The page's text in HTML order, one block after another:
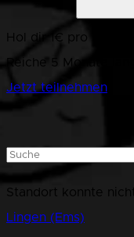
Hol dir 1€ pro
Reiche 5 Monate
Jetzt teilnehmen
Standort konnte
Lingen (Ems)